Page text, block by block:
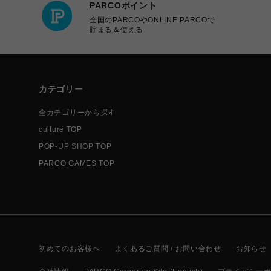
PARCOポイント
全国のPARCOやONLINE PARCOで
貯まる＆使える
カテゴリー
全カテゴリーから探す
culture TOP
POP-UP SHOP TOP
PARCO GAMES TOP
初めてのお客様へ よくあるご質問 / お問い合わせ お知らせ